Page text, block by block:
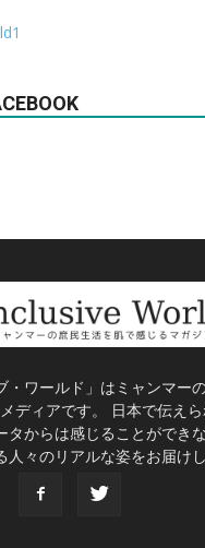
・ワールド」はミャンマー
ディアです。 日本で伝え
タからは感じることができ
人々のリアルな姿をお届けし